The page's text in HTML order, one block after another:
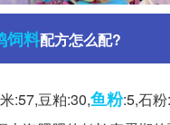
饲料配方怎么配?
:57,豆粕:30,鱼粉:5,石